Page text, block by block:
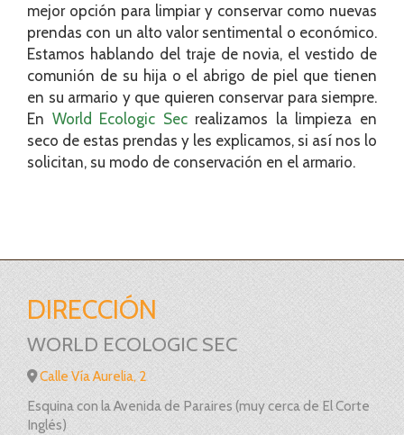
mejor opción para limpiar y conservar como nuevas
prendas con un alto valor sentimental o económico.
Estamos hablando del traje de novia, el vestido de
comunión de su hija o el abrigo de piel que tienen
en su armario y que quieren conservar para siempre.
En World Ecologic Secrealizamos la limpieza en
seco de estas prendas y les explicamos, si así nos lo
solicitan, su modo de conservación en el armario.
DIRECCIÓN
WORLD ECOLOGIC SEC
Calle Vía Aurelia, 2
Esquina con la Avenida de Paraires (muy cerca de El Corte
Inglés)